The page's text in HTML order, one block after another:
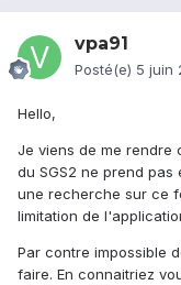
vpa91
Posté(e) 5 juin
Hello,
Je viens de me rendre
du SGS2 ne prend
une recherche sur ce
limitation de
Par contre impossible
faire. En connaitriez